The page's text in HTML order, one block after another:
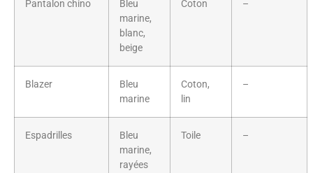
Pantalon chino
Bleu
marine,
blanc,
beige
Coton –
Blazer
Bleu
marine
Coton,
lin
–
Espadrilles
Bleu
marine,
rayées
Toile –